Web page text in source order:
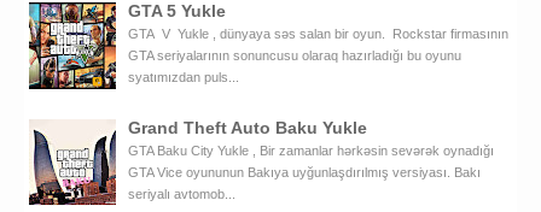
GTA 5 Yukle
GTA V Yukle , dünyaya səs salan bir oyun. Rockstar firmasının
GTA seriyalarının sonuncusu olaraq hazırladığı bu oyunu
syatımızdan puls...
Grand Theft Auto Baku Yukle
GTA Baku City Yukle , Bir zamanlar hərkəsin sevərək oynadığı
GTA Vice oyununun Bakıya uyğunlaşdırılmış versiyası. Bakı
seriyalı avtomob...